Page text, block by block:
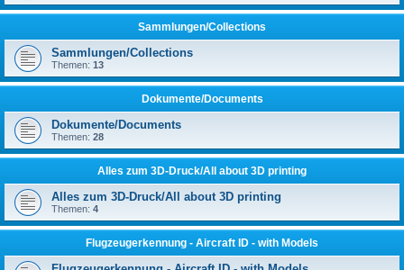
Sammlungen/Collections
Sammlungen/Collections
Themen: 13
Dokumente/Documents
Dokumente/Documents
Themen: 28
Alles zum 3D-Druck/All about 3D printing
Alles zum 3D-Druck/All about 3D printing
Themen: 4
Flugzeugerkennung - Aircraft ID - with Models